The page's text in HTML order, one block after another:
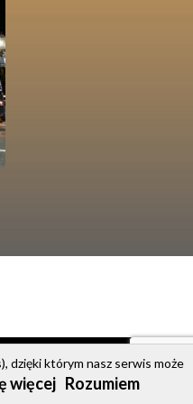
Bus
Galeria Kontakt
dzięki którym nasz serwis może
więcej Rozumiem